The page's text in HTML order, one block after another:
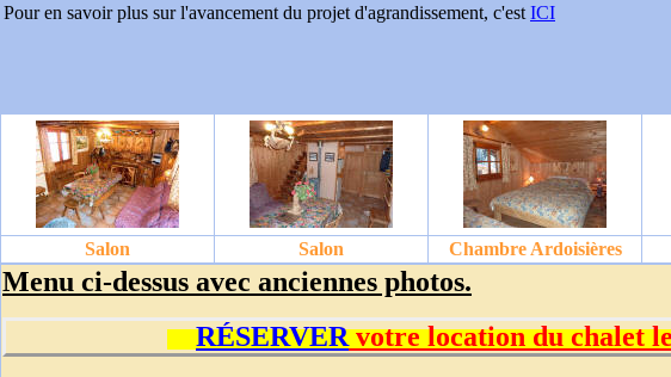
Pour en savoir plus sur l'avancement du projet d'agrandissement, c'est ICI
Salon Salon Chambre Ardoisières
Menu ci-dessus avec anciennes photos.
RÉSERVERvotre location du chalet